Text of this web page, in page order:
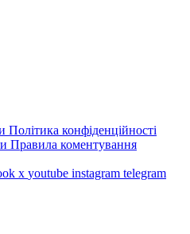
Політика конфіденційності
Правила коментування
x youtube instagram telegram